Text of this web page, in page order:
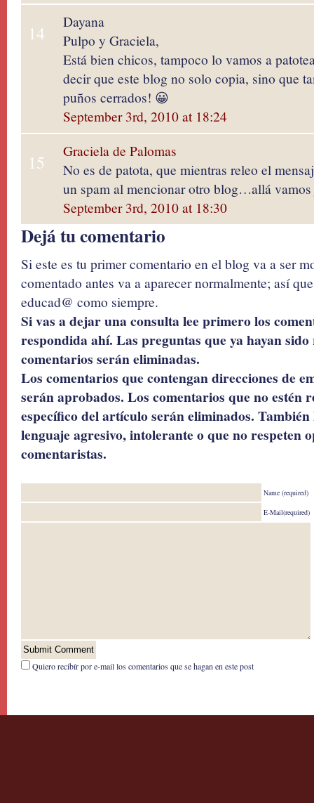
14
Dayana
Pulpo y Graciela,
Está bien chicos, tampoco lo vamos a
decir que este blog no solo copia, sino que
puños cerrados! 😀
September 3rd, 2010 at 18:24
15
Graciela de Palomas
No es de patota, que mientras releo el
un spam al mencionar otro blog…allá
September 3rd, 2010 at 18:30
Dejá tu comentario
Si este es tu primer comentario en el blog va a ser
comentado antes va a aparecer normalmente; así
educad@ como siempre.
Si vas a dejar una consulta lee primero los
respondida ahí. Las preguntas que ya hayan
comentarios serán eliminadas.
Los comentarios que contengan direcciones de
serán aprobados. Los comentarios que no estén
específico del artículo serán eliminados.
lenguaje agresivo, intolerante o que no respeten
comentaristas.
Name (required)
E-Mail(required)
Quiero recibír por e-mail los comentarios que se hagan en este post